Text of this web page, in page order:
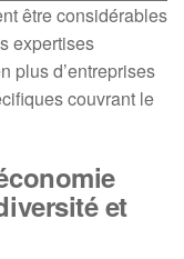
être considérables
expertises
plus d’entreprises
couvrant le
et